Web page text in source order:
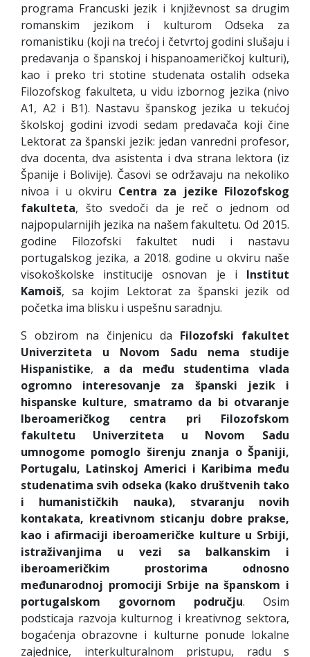
programa Francuski jezik i književnost sa drugim
romanskim jezikom i kulturom Odseka za
romanistiku (koji na trećoj i četvrtoj godini slušaju i
predavanja o španskoj i hispanoameričkoj kulturi),
kao i preko tri stotine studenata ostalih odseka
Filozofskog fakulteta, u vidu izbornog jezika (nivo
A1, A2 i B1). Nastavu španskog jezika u tekućoj
školskoj godini izvodi sedam predavača koji čine
Lektorat za španski jezik: jedan vanredni profesor,
dva docenta, dva asistenta i dva strana lektora (iz
Španije i Bolivije). Časovi se održavaju na nekoliko
nivoa i u okviru Centra za jezike Filozofskog
fakulteta, što svedoči da je reč o jednom od
najpopularnijih jezika na našem fakultetu. Od 2015.
godine Filozofski fakultet nudi i nastavu
portugalskog jezika, a 2018. godine u okviru naše
visokoškolske institucije osnovan je i Institut
Kamoiš, sa kojim Lektorat za španski jezik od
početka ima blisku i uspešnu saradnju.
S obzirom na činjenicu da Filozofski fakultet
Univerziteta u Novom Sadu nema studije
Hispanistike, a da među studentima vlada
ogromno interesovanje za španski jezik i
hispanske kulture, smatramo da bi otvaranje
Iberoameričkog centra pri Filozofskom
fakultetu Univerziteta u Novom Sadu
umnogome pomoglo širenju znanja o Španiji,
Portugalu, Latinskoj Americi i Karibima među
studenatima svih odseka (kako društvenih tako
i humanističkih nauka), stvaranju novih
kontakata, kreativnom sticanju dobre prakse,
kao i afirmaciji iberoameričke kulture u Srbiji,
istraživanjima u vezi sa balkanskim i
iberoameričkim prostorima odnosno
međunarodnoj promociji Srbije na španskom i
portugalskom govornom području. Osim
podsticaja razvoja kulturnog i kreativnog sektora,
bogaćenja obrazovne i kulturne ponude lokalne
zajednice, interkulturalnom pristupu, radu s